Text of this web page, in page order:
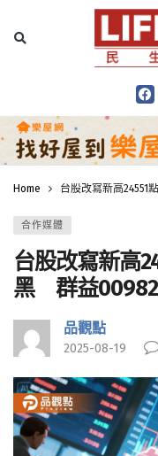
Home 台股改寫新高
合作媒體
台股改寫新高
黑 群益
品觀點
2025-08-19